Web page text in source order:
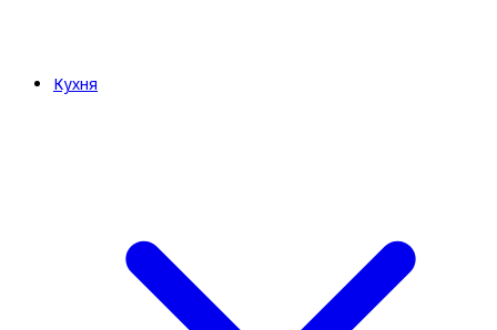
Кухня